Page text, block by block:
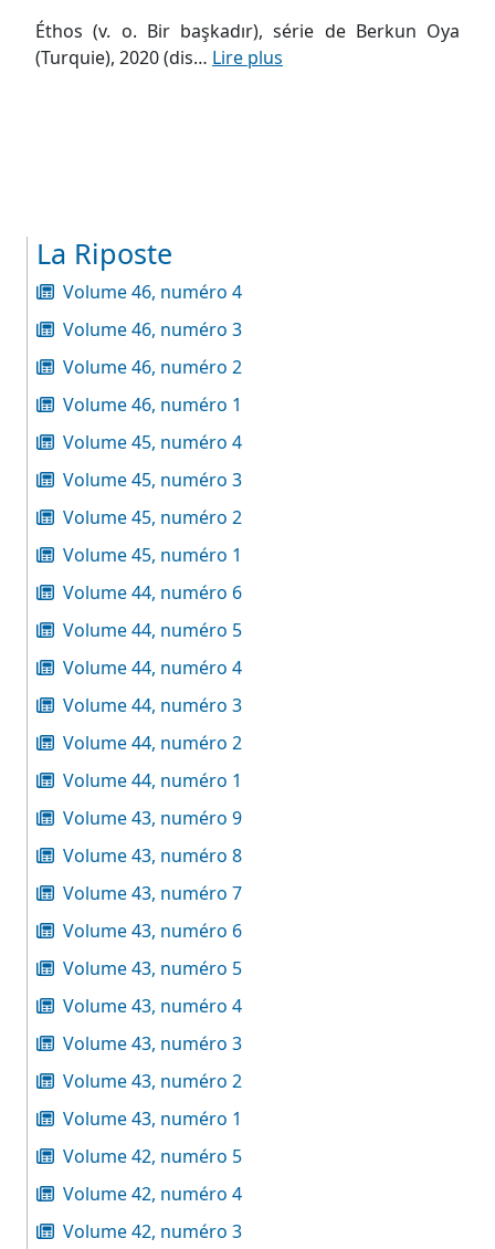
Éthos (v. o. Bir başkadır), série de Berkun Oya
(Turquie), 2020 (dis… Lire plus
La Riposte
Volume 46, numéro 4
Volume 46, numéro 3
Volume 46, numéro 2
Volume 46, numéro 1
Volume 45, numéro 4
Volume 45, numéro 3
Volume 45, numéro 2
Volume 45, numéro 1
Volume 44, numéro 6
Volume 44, numéro 5
Volume 44, numéro 4
Volume 44, numéro 3
Volume 44, numéro 2
Volume 44, numéro 1
Volume 43, numéro 9
Volume 43, numéro 8
Volume 43, numéro 7
Volume 43, numéro 6
Volume 43, numéro 5
Volume 43, numéro 4
Volume 43, numéro 3
Volume 43, numéro 2
Volume 43, numéro 1
Volume 42, numéro 5
Volume 42, numéro 4
Volume 42, numéro 3